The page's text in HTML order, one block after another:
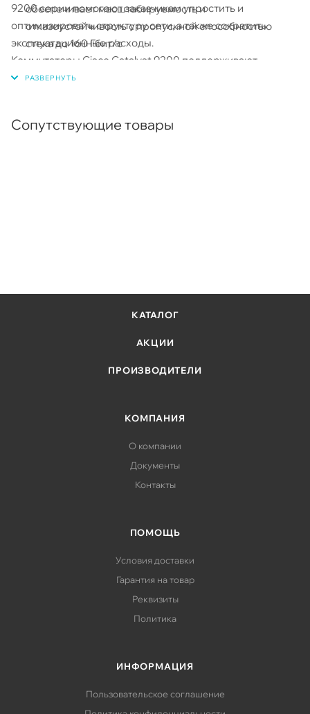
9200 серии помогают заказчикам упростить и
оптимизировать структуру сети, а также сократить
эксплуатационные расходы.
Коммутаторы Cisco Catalyst 9200 поддерживают
технологию StackWise, что позволяет обеспечивать
информационными данными без простоя, тем самым
обеспечивает масштабируемость и
отказоустойчивость с пропускной способностью
стека до 160 Гбит/с
порты в 1 RU форм-фактор
два блока вентиляторов
Сопутствующие товары
КАТАЛОГ
АКЦИИ
ПРОИЗВОДИТЕЛИ
КОМПАНИЯ
О компании
Документы
Контакты
ПОМОЩЬ
Условия доставки
Гарантия на товар
Реквизиты
Политика
ИНФОРМАЦИЯ
Пользовательское соглашение